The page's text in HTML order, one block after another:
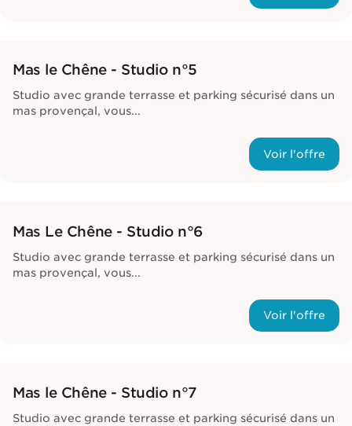
Mas le Chêne - Studio n°5
Studio avec grande terrasse et parking sécurisé dans un
mas provençal, vous...
Voir l'offre
Mas Le Chêne - Studio n°6
Studio avec grande terrasse et parking sécurisé dans un
mas provençal, vous...
Voir l'offre
Mas le Chêne - Studio n°7
Studio avec grande terrasse et parking sécurisé dans un